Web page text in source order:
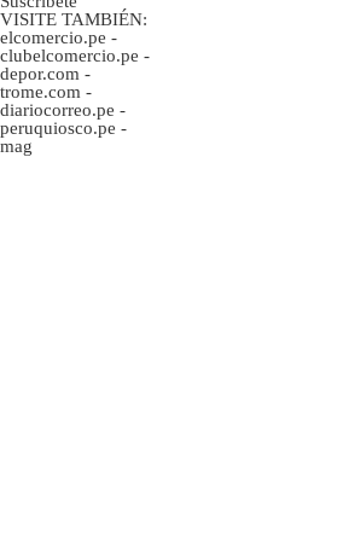
VISITE TAMBIÉN:
elcomercio.pe -
clubelcomercio.pe -
depor.com -
trome.com -
diariocorreo.pe -
peruquiosco.pe -
mag